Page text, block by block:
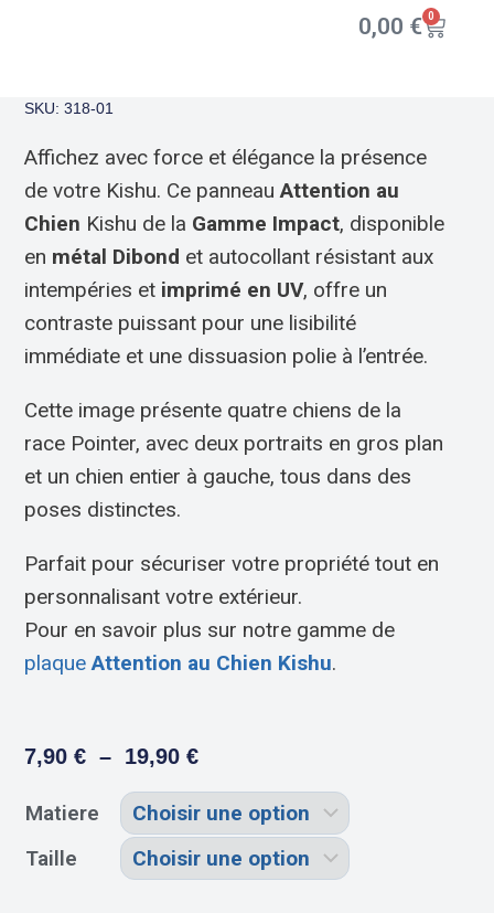
0,00 € 0
SKU: 318-01
Affichez avec force et élégance la présence
de votre Kishu. Ce panneauAttention au
Chien Kishu de la Gamme Impact, disponible
en métal Dibond et autocollant résistant aux
intempéries et imprimé en UV, offre un
contraste puissant pour une lisibilité
immédiate et une dissuasion polie à l’entrée.
Cette image présente quatre chiens de la
race Pointer, avec deux portraits en gros plan
et un chien entier à gauche, tous dans des
poses distinctes.
Parfait pour sécuriser votre propriété tout en
personnalisant votre extérieur.
Pour en savoir plus sur notre gamme de
plaqueAttention au Chien Kishu.
7,90€ – 19,90€
Matiere
Taille